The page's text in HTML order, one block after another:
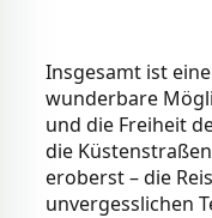
Insgesamt ist
wunderbare
und die Freiheit
die
eroberst – die
unvergesslichen